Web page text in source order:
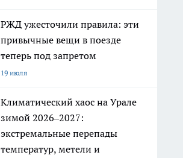
РЖД ужесточили правила: эти
привычные вещи в поезде
теперь под запретом
19 июля
Климатический хаос на Урале
зимой 2026–2027:
экстремальные перепады
температур, метели и